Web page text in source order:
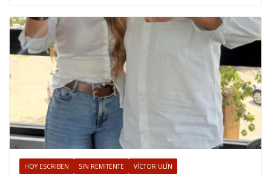
HOY ESCRIBEN SIN REMITENTE VÍCTOR ULÍN